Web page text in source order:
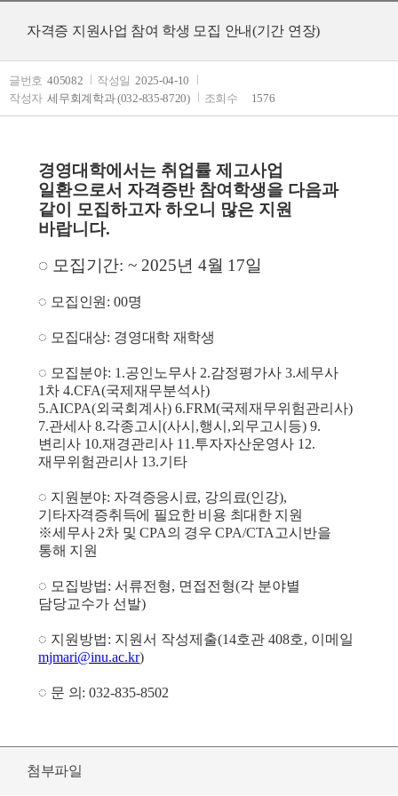
자격증 지원사업 참여 학생 모집 안내(기간 연장)
글번호 405082 작성일 2025-04-10
작성자 세무회계학과 (032-835-8720) 조회수 1576
경영대학에서는 취업률 제고사업
일환으로서 자격증반 참여학생을 다음과
같이 모집하고자 하오니 많은 지원
바랍니다.
◌ 모집기간: ~ 2025년 4월 17일
◌ 모집인원 : 00명
◌ 모집대상: 경영대학 재학생
◌ 모집분야: 1.공인노무사 2.감정평가사3.세무사
1 차4.CFA(국제재무분석사)
5.AICPA(외국회계사)6.FRM(국제재무위험관리사)
7.관세사8.각종고시(사시 ,행시 ,외무고시등) 9.
변리사 10.재경관리사 11.투자자산운영사 12.
재무위험관리사 13.기타
◌ 지원분야: 자격증응시료, 강의료(인강),
기타자격증취득에 필요한 비용 최대한 지원
※세무사 2차 및 CPA의 경우CPA/CTA 고시반을
통해 지원
◌ 모집방법:서류전형, 면접전형(각 분야별
담당교수가 선발)
◌ 지원방법: 지원서 작성제출(14호관408호, 이메일
mjmari@inu.ac.kr)
◌ 문 의 : 032-835-8502
첨부파일